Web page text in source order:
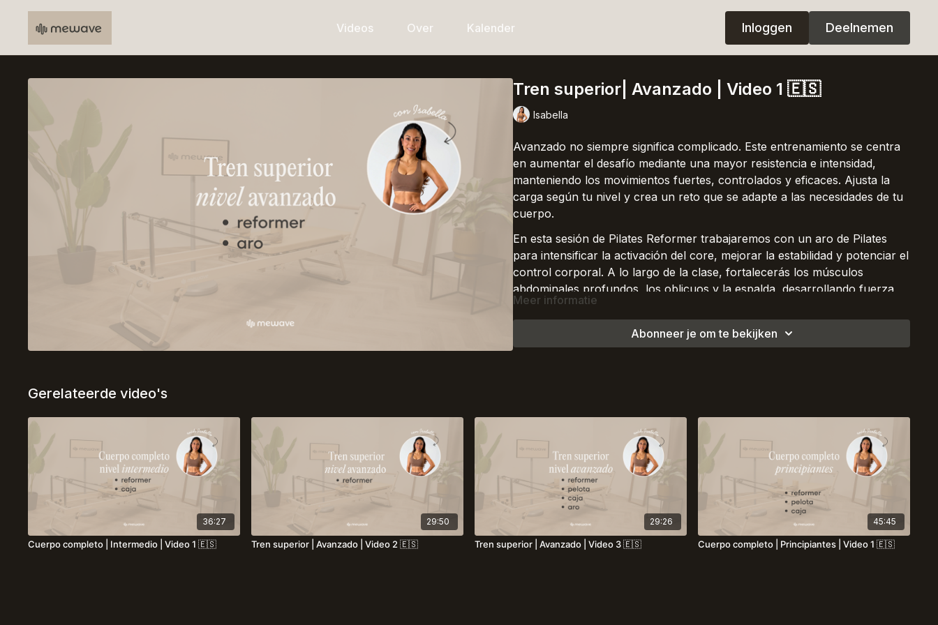
Videos Over Kalender Inloggen Deelnemen
Tren superior| Avanzado | Video 1 🇪🇸
Isabella
Avanzado no siempre significa complicado. Este entrenamiento se centra
en aumentar el desafío mediante una mayor resistencia e intensidad,
manteniendo los movimientos fuertes, controlados y eficaces. Ajusta la
carga según tu nivel y crea un reto que se adapte a las necesidades de tu
cuerpo.
En esta sesión de Pilates Reformer trabajaremos con un aro de Pilates
para intensificar la activación del core, mejorar la estabilidad y potenciar el
control corporal. A lo largo de la clase, fortalecerás los músculos
abdominales profundos, los oblicuos y la espalda, desarrollando fuerza,
equilibrio y una mejor conexión mente-cuerpo.
El objetivo es moverte con precisión y control, encontrando el nivel de
intensidad adecuado para ti mientras construyes un cuerpo más fuerte y
Meer informatie
Abonneer je om te bekijken
Gerelateerde video's
36:27
Cuerpo completo | Intermedio | Video 1 🇪🇸
29:50
Tren superior | Avanzado | Video 2 🇪🇸
29:26
Tren superior | Avanzado | Video 3 🇪🇸
45:45
Cuerpo completo | Principiantes | Video 1 🇪🇸